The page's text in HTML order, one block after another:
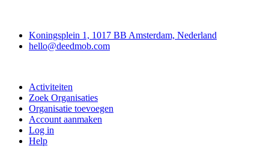
Koningsplein 1, 1017 BB Amsterdam, Nederland
hello@deedmob.com
Activiteiten
Zoek Organisaties
Organisatie toevoegen
Account aanmaken
Log in
Help